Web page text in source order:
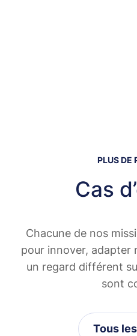
PLUS DE
Cas
Chacune de nos
pour innover, adapter
un regard différent
sont
Tous